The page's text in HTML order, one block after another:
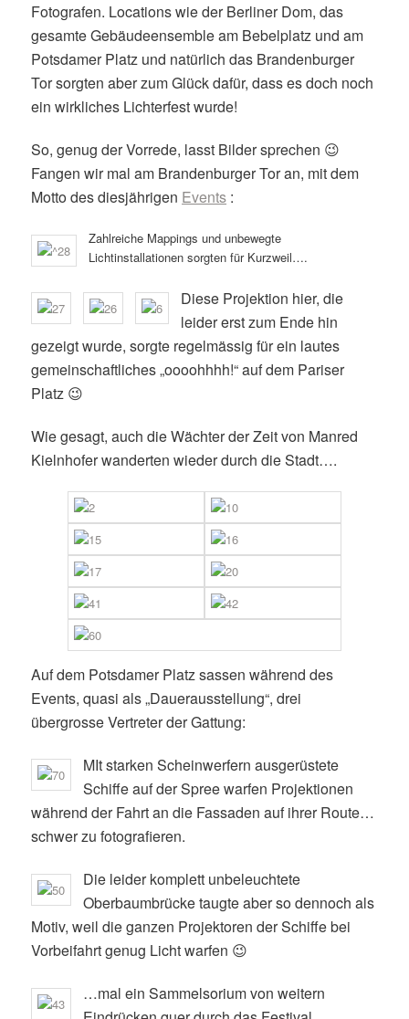
Fotografen. Locations wie der Berliner Dom, das
gesamte Gebäudeensemble am Bebelplatz und am
Potsdamer Platz und natürlich das Brandenburger
Tor sorgten aber zum Glück dafür, dass es doch noch
ein wirkliches Lichterfest wurde!
So, genug der Vorrede, lasst Bilder sprechen 😉
Fangen wir mal am Brandenburger Tor an, mit dem
Motto des diesjährigen Events :
Zahlreiche Mappings und unbewegte
Lichtinstallationen sorgten für Kurzweil….
Diese Projektion hier, die
leider erst zum Ende hin
gezeigt wurde, sorgte regelmässig für ein lautes
gemeinschaftliches „oooohhhh!“ auf dem Pariser
Platz 😉
Wie gesagt, auch die Wächter der Zeit von Manred
Kielnhofer wanderten wieder durch die Stadt….
Auf dem Potsdamer Platz sassen während des
Events, quasi als „Dauerausstellung“, drei
übergrosse Vertreter der Gattung:
MIt starken Scheinwerfern ausgerüstete
Schiffe auf der Spree warfen Projektionen
während der Fahrt an die Fassaden auf ihrer Route…
schwer zu fotografieren.
Die leider komplett unbeleuchtete
Oberbaumbrücke taugte aber so dennoch als
Motiv, weil die ganzen Projektoren der Schiffe bei
Vorbeifahrt genug Licht warfen 😉
…mal ein Sammelsorium von weitern